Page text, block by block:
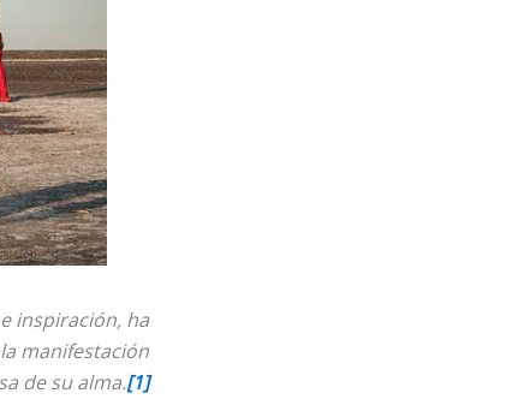
inspiración, ha
manifestación
de su alma.[1]